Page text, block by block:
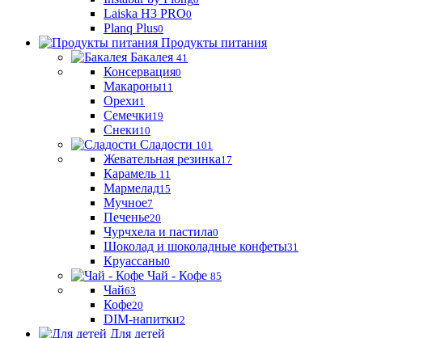
Laiska H3 PRO0
Planq Plus0
Продукты питания
Бакалея 41
Консервация0
Макароны11
Орехи1
Семечки19
Снеки10
Сладости 101
Жевательная резинка17
Карамель 11
Мармелад15
Мучное7
Печенье20
Чурчхела и пастила0
Шоколад и шоколадные конфеты31
Круассаны0
Чай - Кофе 85
Чай63
Кофе20
DIM-напитки2
Для детей